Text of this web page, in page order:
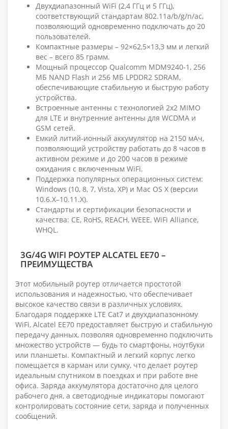
Двухдиапазонный WiFi (2,4 ГГц и 5 ГГц),
соответствующий стандартам 802.11a/b/g/n/ac,
позволяющий одновременно подключать до 20
пользователей.
Компактные размеры – 92×62,5×13,3 мм и легкий
вес – всего 85 грамм.
Мощный процессор Qualcomm MDM9240-1, 256
МБ NAND Flash и 256 МБ LPDDR2 SDRAM,
обеспечивающие стабильную и быструю работу
устройства.
Встроенные антенны с технологией 2x2 MIMO
для LTE и внутренние антенны для WCDMA и
GSM сетей.
Емкий литий-ионный аккумулятор на 2150 мАч,
позволяющий устройству работать до 8 часов в
активном режиме и до 200 часов в режиме
ожидания с включенным WiFi.
Поддержка популярных операционных систем:
Windows (10, 8, 7, Vista, XP) и Mac OS X (версии
10.6.X–10.11.X).
Стандарты и сертификации безопасности и
качества: CE, RoHS, REACH, WEEE, WiFi Alliance,
WHQL.
3G/4G WIFI РОУТЕР ALCATEL EE70 –
ПРЕИМУЩЕСТВА
Этот мобильный роутер отличается простотой
использования и надежностью, что обеспечивает
высокое качество связи в различных условиях.
Благодаря поддержке LTE Cat7 и двухдиапазонному
WiFi, Alcatel EE70 предоставляет быструю и стабильную
передачу данных, позволяя одновременно подключить
множество устройств — будь то смартфоны, ноутбуки
или планшеты. Компактный и легкий корпус легко
помещается в карман или сумку, что делает роутер
идеальным спутником в поездках и при работе вне
офиса. Заряда аккумулятора достаточно для целого
рабочего дня, а светодиодные индикаторы помогают
контролировать состояние сети, заряда и полученных
сообщений.